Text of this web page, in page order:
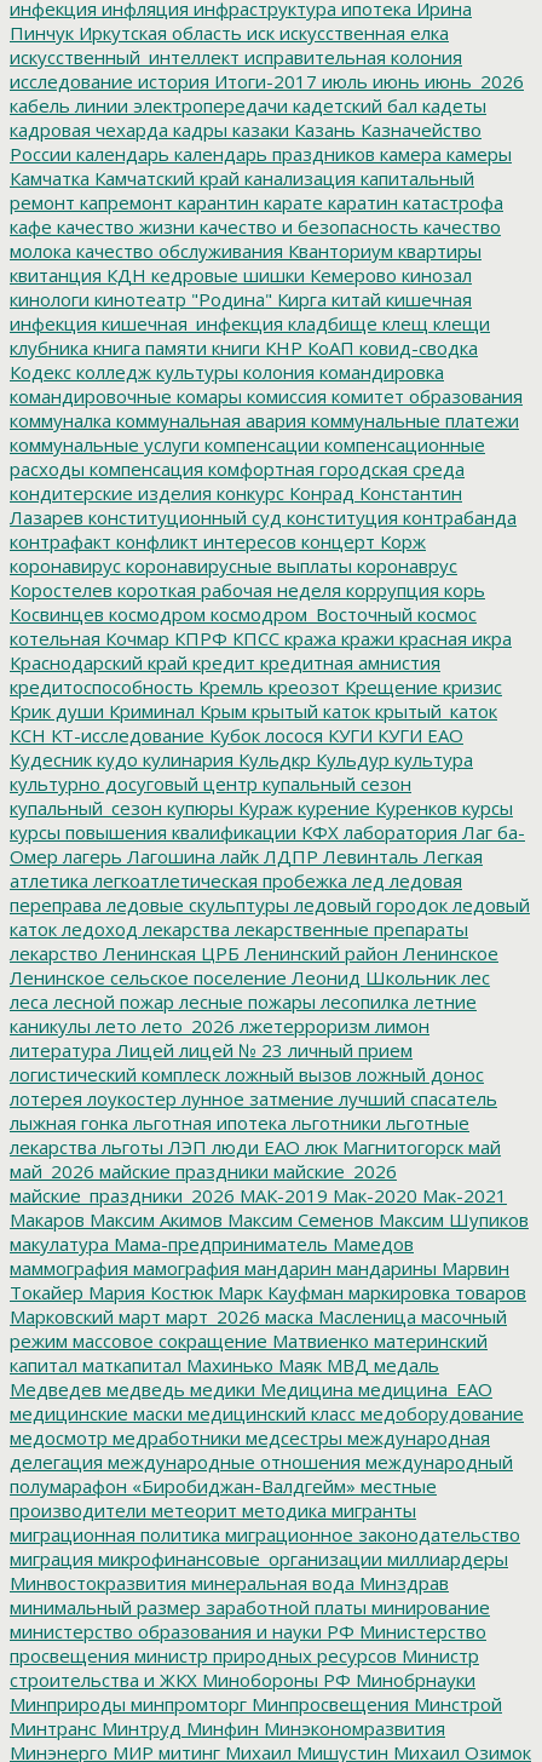
инфекция инфляция инфраструктура ипотека Ирина
Пинчук Иркутская область иск искусственная елка
искусственный_интеллект исправительная колония
исследование история Итоги-2017 июль июнь июнь_2026
кабель линии электропередачи кадетский бал кадеты
кадровая чехарда кадры казаки Казань Казначейство
России календарь календарь праздников камера камеры
Камчатка Камчатский край канализация капитальный
ремонт капремонт карантин карате каратин катастрофа
кафе качество жизни качество и безопасность качество
молока качество обслуживания Кванториум квартиры
квитанция КДН кедровые шишки Кемерово кинозал
кинологи кинотеатр "Родина" Кирга китай кишечная
инфекция кишечная_инфекция кладбище клещ клещи
клубника книга памяти книги КНР КоАП ковид-сводка
Кодекс колледж культуры колония командировка
командировочные комары комиссия комитет образования
коммуналка коммунальная авария коммунальные платежи
коммунальные услуги компенсации компенсационные
расходы компенсация комфортная городская среда
кондитерские изделия конкурс Конрад Константин
Лазарев конституционный суд конституция контрабанда
контрафакт конфликт интересов концерт Корж
коронавирус коронавирусные выплаты коронаврус
Коростелев короткая рабочая неделя коррупция корь
Косвинцев космодром космодром_Восточный космос
котельная Кочмар КПРФ КПСС кража кражи красная икра
Краснодарский край кредит кредитная амнистия
кредитоспособность Кремль креозот Крещение кризис
Крик души Криминал Крым крытый каток крытый_каток
КСН КТ-исследование Кубок лосося КУГИ КУГИ ЕАО
Кудесник кудо кулинария Кульдкр Кульдур культура
культурно досуговый центр купальный сезон
купальный_сезон купюры Кураж курение Куренков курсы
курсы повышения квалификации КФХ лаборатория Лаг ба-
Омер лагерь Лагошина лайк ЛДПР Левинталь Легкая
атлетика легкоатлетическая пробежка лед ледовая
переправа ледовые скульптуры ледовый городок ледовый
каток ледоход лекарства лекарственные препараты
лекарство Ленинская ЦРБ Ленинский район Ленинское
Ленинское сельское поселение Леонид Школьник лес
леса лесной пожар лесные пожары лесопилка летние
каникулы лето лето_2026 лжетерроризм лимон
литература Лицей лицей № 23 личный прием
логистический комплеск ложный вызов ложный донос
лотерея лоукостер лунное затмение лучший спасатель
лыжная гонка льготная ипотека льготники льготные
лекарства льготы ЛЭП люди ЕАО люк Магнитогорск май
май_2026 майские праздники майские_2026
майские_праздники_2026 МАК-2019 Мак-2020 Мак-2021
Макаров Максим Акимов Максим Семенов Максим Шупиков
макулатура Мама-предприниматель Мамедов
маммография мамография мандарин мандарины Марвин
Токайер Мария Костюк Марк Кауфман маркировка товаров
Марковский март март_2026 маска Масленица масочный
режим массовое сокращение Матвиенко материнский
капитал маткапитал Махинько Маяк МВД медаль
Медведев медведь медики Медицина медицина_ЕАО
медицинские маски медицинский класс медоборудование
медосмотр медработники медсестры международная
делегация международные отношения международный
полумарафон «Биробиджан-Валдгейм» местные
производители метеорит методика мигранты
миграционная политика миграционное законодательство
миграция микрофинансовые_организации миллиардеры
Минвостокразвития минеральная вода Минздрав
минимальный размер заработной платы минирование
министерство образования и науки РФ Министерство
просвещения министр природных ресурсов Министр
строительства и ЖКХ Минобороны РФ Минобрнауки
Минприроды минпромторг Минпросвещения Минстрой
Минтранс Минтруд Минфин Минэкономразвития
Минэнерго МИР митинг Михаил Мишустин Михаил Озимок